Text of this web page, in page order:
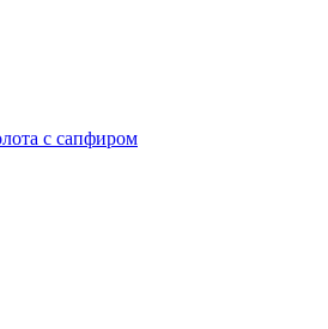
с сапфиром